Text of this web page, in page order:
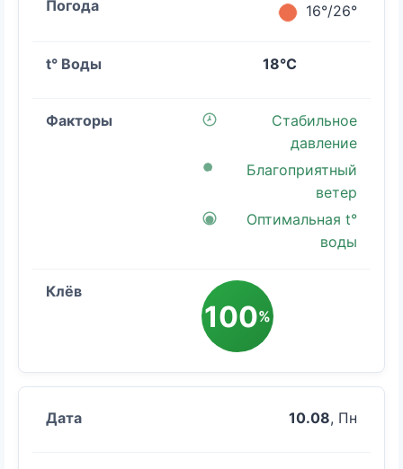
16°/26°
18°C
Стабильное
давление
Благоприятный
ветер
Оптимальная t°
воды
100%
10.08, Пн